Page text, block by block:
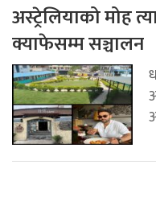
अस्ट्रेलियाको मोह
क्याफेसम्म सञ्चालन